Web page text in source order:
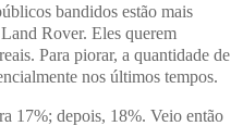
bandidos estão mais
Rover. Eles querem
Para piorar, a quantidade de
nos últimos tempos.
17%; depois, 18%. Veio então